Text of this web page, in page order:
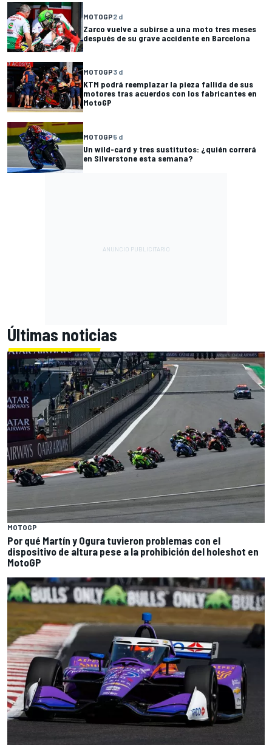
MOTOGP2 d
Zarco vuelve a subirse a una moto tres meses
después de su grave accidente en Barcelona
MOTOGP3 d
KTM podrá reemplazar la pieza fallida de sus
motores tras acuerdos con los fabricantes en
MotoGP
MOTOGP5 d
Un wild-card y tres sustitutos: ¿quién correrá
en Silverstone esta semana?
Últimas noticias
MOTOGP
Por qué Martín y Ogura tuvieron problemas con el
dispositivo de altura pese a la prohibición del holeshot en
MotoGP